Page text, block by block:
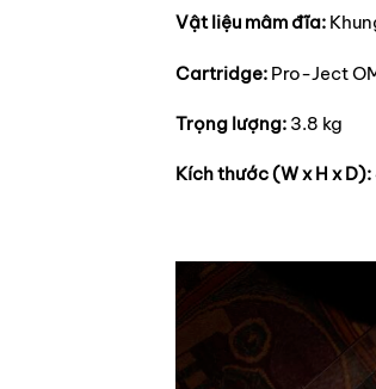
Vật liệu mâm đĩa:
Cartridge: Pro-Ject
Trọng lượng: 3.8 kg
Kích thước (W x H x D):